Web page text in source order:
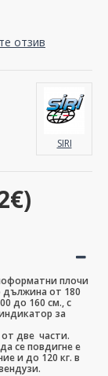
отзив
SIRI
плочи
дължина от 180
до 160 см., с
за
от две части.
се повдигне е
и до 120 кг. в